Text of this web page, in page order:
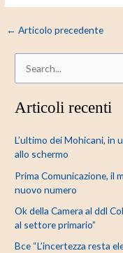
← Articolo precedente
r
a
Articoli recenti
L’ultimo dei Mohicani,
allo schermo
Prima Comunicazione, il
nuovo numero
Ok della Camera al ddl
al settore primario”
Bce “L’incertezza resta